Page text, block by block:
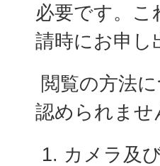
必要です。
請時にお申し
閲覧の方法
認められませ
カメラ及